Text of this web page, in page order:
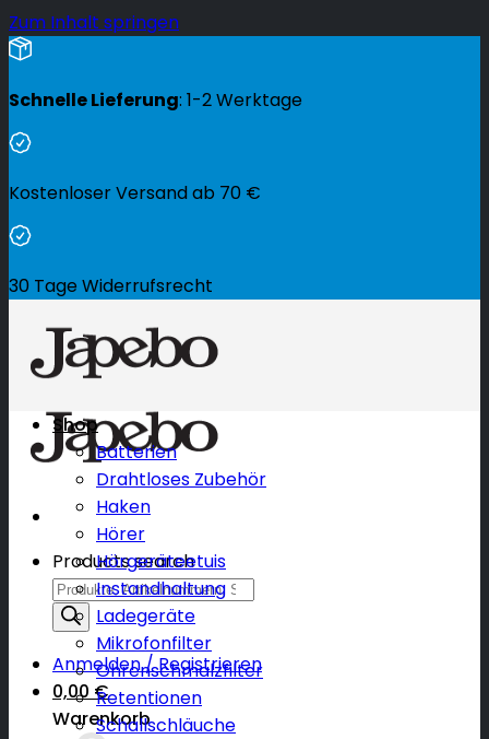
Zum Inhalt springen
Schnelle Lieferung: 1-2 Werktage
Kostenloser Versand ab 70 €
30 Tage Widerrufsrecht
Products search
Anmelden / Registrieren
0,00 €
Warenkorb
Shop
Batterien
Drahtloses Zubehör
Haken
Hörer
Hörgeräteetuis
Instandhaltung
Ladegeräte
Mikrofonfilter
Ohrenschmalzfilter
Retentionen
Schallschläuche